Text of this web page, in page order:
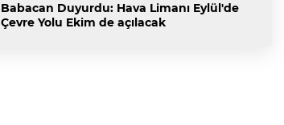
Babacan Duyurdu: Hava Limanı Eylül'de
Çevre Yolu Ekim de açılacak